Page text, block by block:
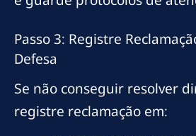
Passo 3: Registre
Defesa
Se não conseguir resolver
registre reclamação em: